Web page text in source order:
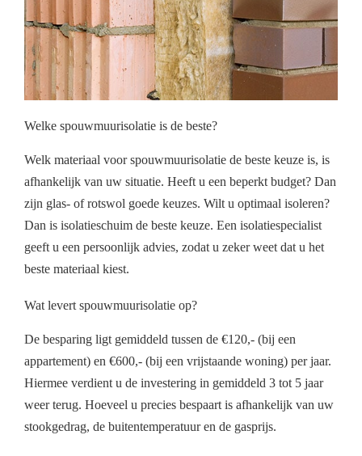
Welke spouwmuurisolatie is de beste?
Welk materiaal voor spouwmuurisolatie de beste keuze is, is
afhankelijk van uw situatie. Heeft u een beperkt budget? Dan
zijn glas- of rotswol goede keuzes. Wilt u optimaal isoleren?
Dan is isolatieschuim de beste keuze. Een isolatiespecialist
geeft u een persoonlijk advies, zodat u zeker weet dat u het
beste materiaal kiest.
Wat levert spouwmuurisolatie op?
De besparing ligt gemiddeld tussen de €120,- (bij een
appartement) en €600,- (bij een vrijstaande woning) per jaar.
Hiermee verdient u de investering in gemiddeld 3 tot 5 jaar
weer terug. Hoeveel u precies bespaart is afhankelijk van uw
stookgedrag, de buitentemperatuur en de gasprijs.